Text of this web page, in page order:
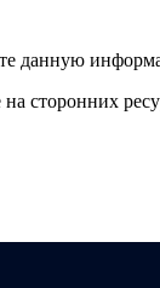
данную
сторонних